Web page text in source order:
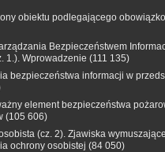
obiektu podlegającego
Bezpieczeństwem
1.). Wprowadzenie (111 135)
bezpieczeństwa informacji w
element bezpieczeństwa
(105 606)
(cz. 2). Zjawiska
ochrony osobistej (84 050)